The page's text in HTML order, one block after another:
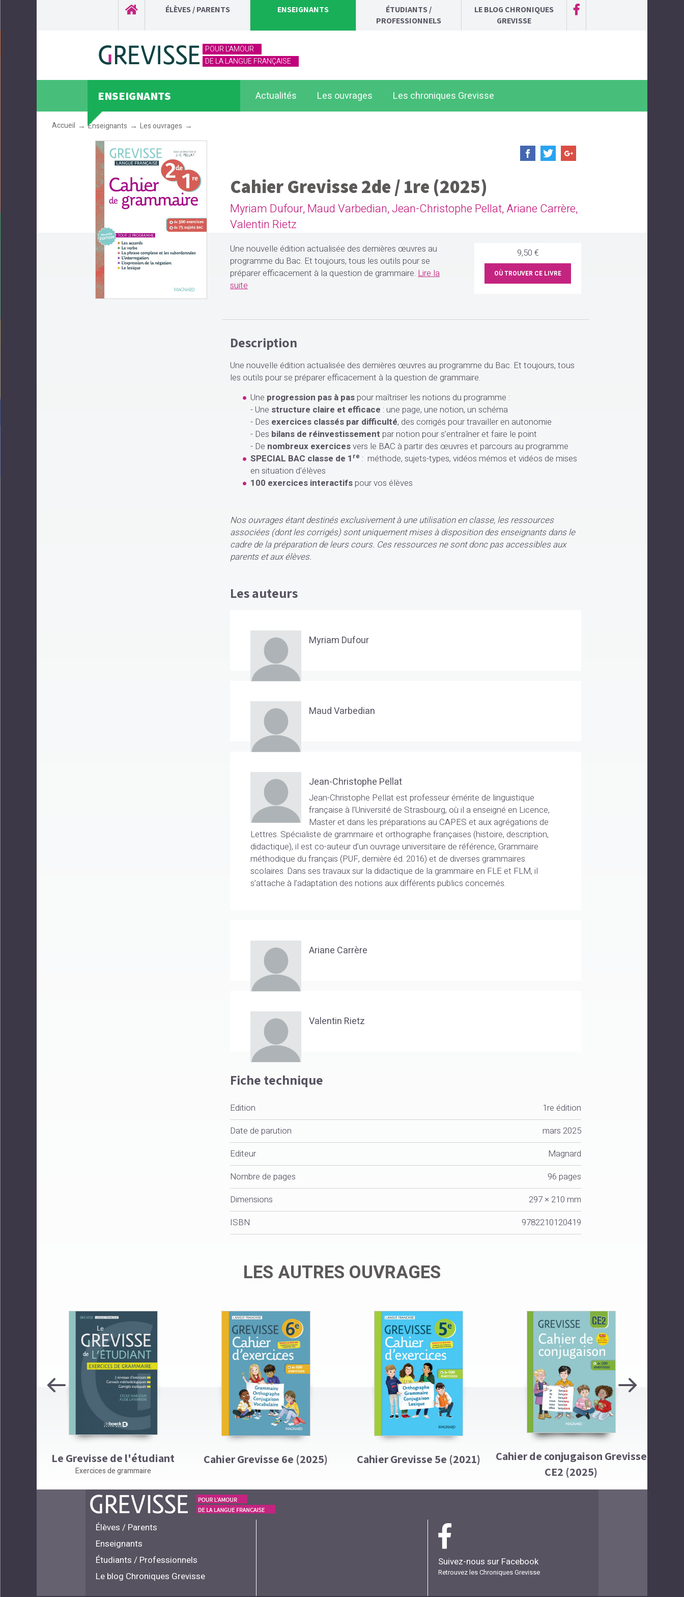
ÉLÈVES / PARENTS ENSEIGNANTS
ÉTUDIANTS /
PROFESSIONNELS
LE BLOG CHRONIQUES
GREVISSE
POUR L'AMOUR
DE LA LANGUE FRANÇAISE
ENSEIGNANTS Actualités Les ouvrages Les chroniques Grevisse
Accueil Enseignants Les ouvrages
Cahier Grevisse 2de / 1re (2025)
Myriam Dufour,Maud Varbedian,Jean-Christophe Pellat,Ariane Carrère,
Valentin Rietz
Une nouvelle édition actualisée des dernières œuvres au
programme du Bac. Et toujours, tous les outils pour se
préparer efficacement à la question de grammaire. Lire la
suite
9,50 €
OÙ TROUVER CE LIVRE
Description
Une nouvelle édition actualisée des dernières œuvres au programme du Bac. Et toujours, tous
les outils pour se préparer efficacement à la question de grammaire.
Une progression pas à paspour maîtriser les notions du programme :
- Une structure claire et efficace : une page, une notion, un schéma
- Des exercices classés par difficulté, des corrigés pour travailler en autonomie
- Des bilans de réinvestissement par notion pour s’entraîner et faire le point
- De nombreux exercicesvers le BAC à partir des œuvres et parcours au programme
SPECIAL BAC classe de 1 re : méthode, sujets-types, vidéos mémos et vidéos de mises
en situation d'élèves
100 exercices interactifspour vos élèves
Nos ouvrages étant destinés exclusivement à une utilisation en classe, les ressources
associées (dont les corrigés) sont uniquement mises à disposition des enseignants dans le
cadre de la préparation de leurs cours. Ces ressources ne sont donc pas accessibles aux
parents et aux élèves.
Les auteurs
Myriam Dufour
Maud Varbedian
Jean-Christophe Pellat
Jean-Christophe Pellat est professeur émérite de linguistique
française à l’Université de Strasbourg, où il a enseigné en Licence,
Master et dans les préparations au CAPES et aux agrégations de
Lettres. Spécialiste de grammaire et orthographe françaises (histoire, description,
didactique), il est co-auteur d’un ouvrage universitaire de référence, Grammaire
méthodique du français (PUF, dernière éd. 2016) et de diverses grammaires
scolaires. Dans ses travaux sur la didactique de la grammaire en FLE et FLM, il
s’attache à l’adaptation des notions aux différents publics concernés.
Ariane Carrère
Valentin Rietz
Fiche technique
Edition
1re édition
Date de parution
mars 2025
Editeur
Magnard
Nombre de pages
96 pages
Dimensions
297 × 210 mm
ISBN
9782210120419
LES AUTRES OUVRAGES
Previous
Le Grevisse de l'étudiant
Exercices de grammaire
Cahier Grevisse 6e (2025) Cahier Grevisse 5e (2021)
Cahier de conjugaison Grevisse
CE2 (2025)
Next
Élèves / Parents
Enseignants
Étudiants / Professionnels
Le blog Chroniques Grevisse
Suivez-nous sur Facebook
Retrouvez les Chroniques Grevisse